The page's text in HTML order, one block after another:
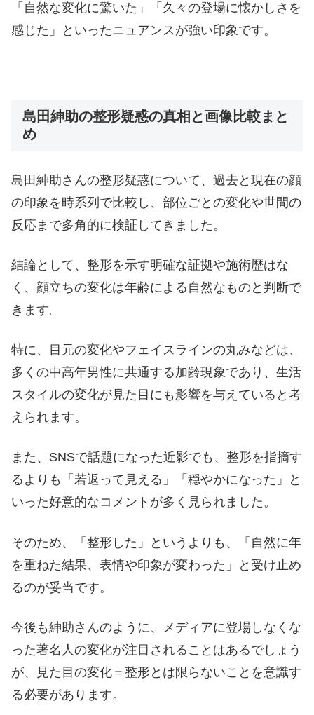
「自然な変化に驚いた」「久々の登場に懐かしさを
感じた」といったニュアンスが強い印象です。
島田紳助の整形疑惑の真相と画像比較まと
め
島田紳助さんの整形疑惑について、過去と現在の顔
の印象を時系列で比較し、部位ごとの変化や世間の
反応まで多角的に検証してきました。
結論として、整形を示す明確な証拠や施術歴はな
く、顔立ちの変化は年齢による自然なものと判断で
きます。
特に、目元の変化やフェイスラインの丸みなどは、
多くの中高年男性に共通する加齢現象であり、生活
スタイルの変化が見た目にも影響を与えていると考
えられます。
また、SNSで話題になった近影でも、整形を指摘す
るよりも「若返って見える」「穏やかになった」と
いった好意的なコメントが多く見られました。
そのため、「整形した」というよりも、「自然に年
を重ねた結果、表情や印象が変わった」と受け止め
るのが妥当です。
今後も紳助さんのように、メディアに登場しなくな
った著名人の変化が注目されることはあるでしょう
が、見た目の変化＝整形とは限らないことを意識す
る必要があります。